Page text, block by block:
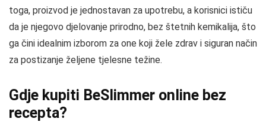
toga, proizvod je jednostavan za upotrebu, a korisnici ističu
da je njegovo djelovanje prirodno, bez štetnih kemikalija, što
ga čini idealnim izborom za one koji žele zdrav i siguran način
za postizanje željene tjelesne težine.
Gdje kupiti BeSlimmer online bez
recepta?